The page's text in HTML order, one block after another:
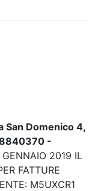
San Domenico 4,
-
GENNAIO 2019 IL
FATTURE
M5UXCR1